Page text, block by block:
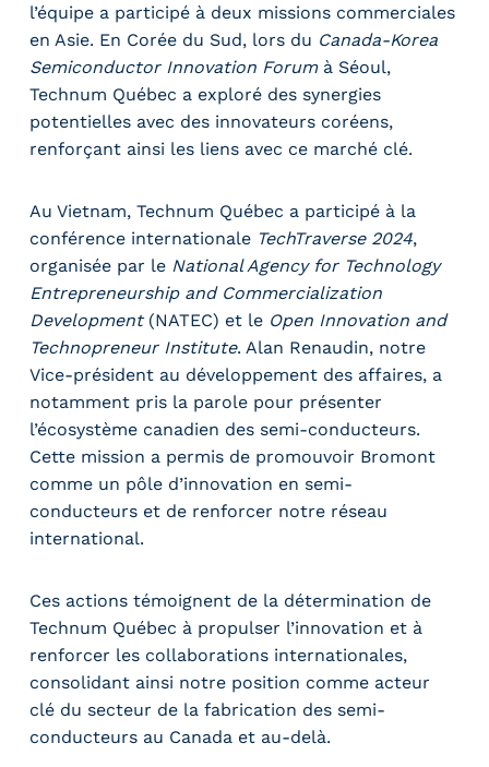
l’équipe a participé à deux missions commerciales
en Asie. En Corée du Sud, lors du Canada-Korea
Semiconductor Innovation Forumà Séoul,
Technum Québec a exploré des synergies
potentielles avec des innovateurs coréens,
renforçant ainsi les liens avec ce marché clé.
Au Vietnam, Technum Québec a participé à la
conférence internationale TechTraverse 2024,
organisée par le National Agency for Technology
Entrepreneurship and Commercialization
Development(NATEC) et le Open Innovation and
Technopreneur Institute. Alan Renaudin, notre
Vice-président au développement des affaires, a
notamment pris la parole pour présenter
l’écosystème canadien des semi-conducteurs.
Cette mission a permis de promouvoir Bromont
comme un pôle d’innovation en semi-
conducteurs et de renforcer notre réseau
international.
Ces actions témoignent de la détermination de
Technum Québec à propulser l’innovation et à
renforcer les collaborations internationales,
consolidant ainsi notre position comme acteur
clé du secteur de la fabrication des semi-
conducteurs au Canada et au-delà.